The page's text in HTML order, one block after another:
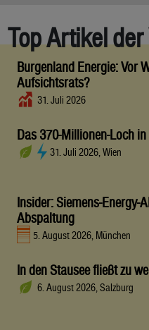
Top Artikel
Burgenland Energie: Vor
Aufsichtsrats?
31. Juli 2026
Das 370-Millionen-Loch
31. Juli 2026, Wien
Insider: Siemens-Energy-
Abspaltung
5. August 2026, München
In den Stausee fließt zu
6. August 2026, Salzburg